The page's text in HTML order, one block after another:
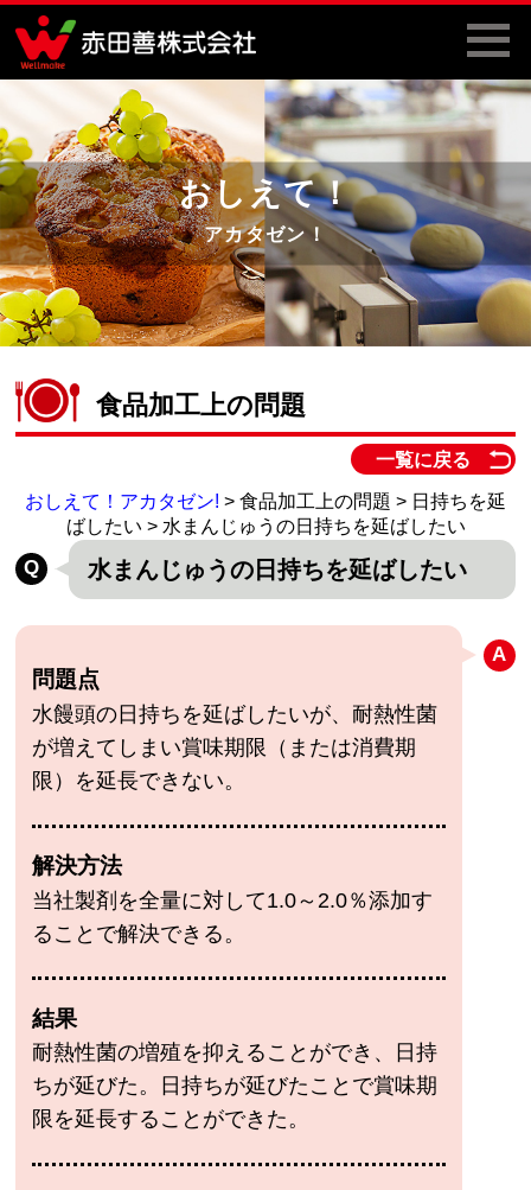
おしえて！
アカタゼン！
食品加工上の問題
一覧に戻る
おしえて！アカタゼン! > 食品加工上の問題 > 日持ちを延
ばしたい > 水まんじゅうの日持ちを延ばしたい
水まんじゅうの日持ちを延ばしたい
問題点
水饅頭の日持ちを延ばしたいが、耐熱性菌
が増えてしまい賞味期限（または消費期
限）を延長できない。
解決方法
当社製剤を全量に対して1.0～2.0％添加す
ることで解決できる。
結果
耐熱性菌の増殖を抑えることができ、日持
ちが延びた。日持ちが延びたことで賞味期
限を延長することができた。